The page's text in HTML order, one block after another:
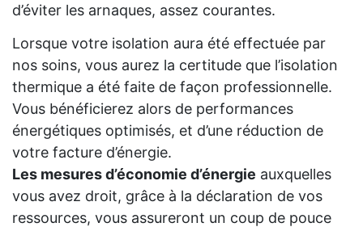
d’éviter les arnaques, assez courantes.
Lorsque votre isolation aura été effectuée par
nos soins, vous aurez la certitude que l’isolation
thermique a été faite de façon professionnelle.
Vous bénéficierez alors de performances
énergétiques optimisés, et d’une réduction de
votre facture d’énergie.
Les mesures d’économie d’énergie auxquelles
vous avez droit, grâce à la déclaration de vos
ressources, vous assureront un coup de pouce